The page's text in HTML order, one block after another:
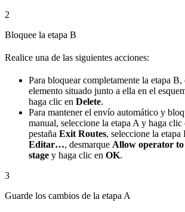
2
Bloquee la etapa B
Realice una de las siguientes acciones:
Para bloquear completamente la etapa B,
elemento situado junto a ella en el
haga clic en Delete.
Para mantener el envío automático y
manual, seleccione la etapa A y haga clic
pestaña Exit Routes, seleccione la
Editar…, desmarque Allow operator to
stage y haga clic en OK.
3
Guarde los cambios de la etapa A